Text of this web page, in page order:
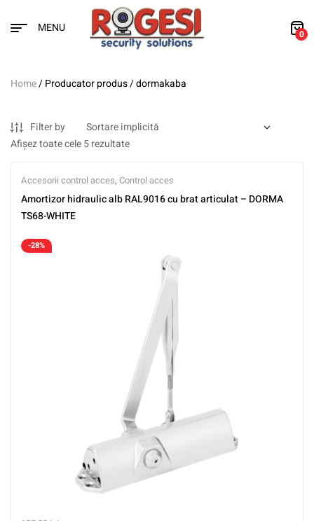
MENU 0
Home/ Producator produs / dormakaba
Filter by
Afișez toate cele 5 rezultate
Accesorii control acces, Control acces
Amortizor hidraulic alb RAL9016 cu brat articulat – DORMA
TS68-WHITE
-28%